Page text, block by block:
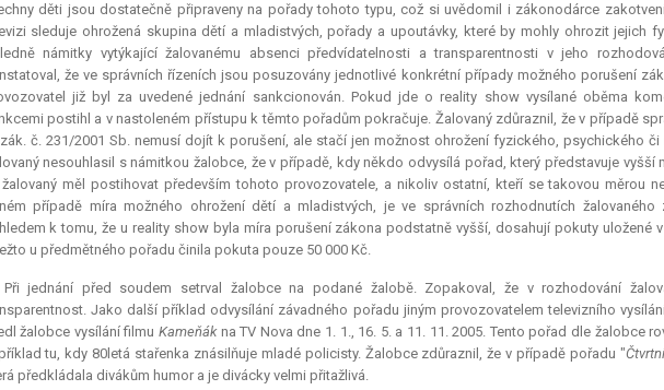
děti jsou dostatečně připraveny na pořady tohoto typu, což si uvědomil i zákonodárce
sleduje ohrožená skupina dětí a mladistvých, pořady a upoutávky, které by mohly ohrozit jejich
námitky vytýkající žalovanému absenci předvídatelnosti a transparentnosti v jeho
že ve správních řízeních jsou posuzovány jednotlivé konkrétní případy možného porušení
již byl za uvedené jednání sankcionován. Pokud jde o reality show vysílané oběma
postihl a v nastoleném přístupu k těmto pořadům pokračuje. Žalovaný zdůraznil, že v případě
č. 231/2001 Sb. nemusí dojít k porušení, ale stačí jen možnost ohrožení fyzického, psychického
nesouhlasil s námitkou žalobce, že v případě, kdy někdo odvysílá pořad, který představuje vyšší
žalovaný měl postihovat především tohoto provozovatele, a nikoliv ostatní, kteří se takovou měrou
případě míra možného ohrožení dětí a mladistvých, je ve správních rozhodnutích žalovaného
k tomu, že u reality show byla míra porušení zákona podstatně vyšší, dosahují pokuty uložené
u předmětného pořadu činila pokuta pouze 50 000 Kč.
Při jednání před soudem setrval žalobce na podané žalobě. Zopakoval, že v rozhodování
Jako další příklad odvysílání závadného pořadu jiným provozovatelem televizního
žalobce vysílání filmu Kameňákna TV Nova dne 1. 1., 16. 5. a 11. 11. 2005. Tento pořad dle žalobce
tu, kdy 80letá stařenka znásilňuje mladé policisty. Žalobce zdůraznil, že v případě pořadu "
předkládala divákům humor a je divácky velmi přitažlivá.